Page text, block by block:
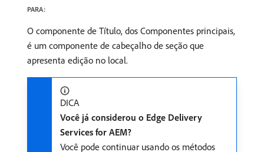
PARA:
O componente de Título, dos Componentes principais,
é um componente de cabeçalho de seção que
apresenta edição no local.
DICA
Você já considerou o Edge Delivery
Services for AEM?
Você pode continuar usando os métodos